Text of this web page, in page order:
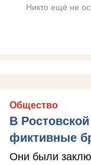
Никто ещё не
Общество
В
фиктивные
Они были